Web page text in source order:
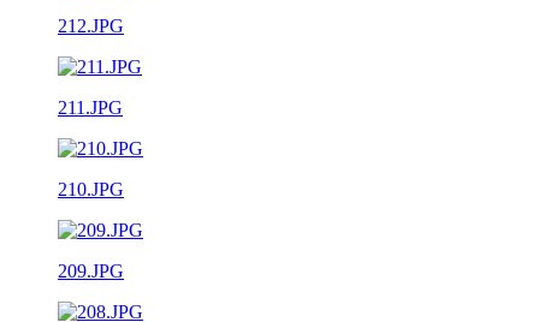
212.JPG
211.JPG
210.JPG
209.JPG